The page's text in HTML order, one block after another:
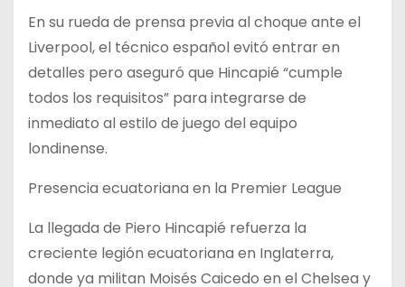
En su rueda de prensa previa al choque ante el
Liverpool, el técnico español evitó entrar en
detalles pero aseguró que Hincapié “cumple
todos los requisitos” para integrarse de
inmediato al estilo de juego del equipo
londinense.
Presencia ecuatoriana en la Premier League
La llegada de Piero Hincapié refuerza la
creciente legión ecuatoriana en Inglaterra,
donde ya militan Moisés Caicedo en el Chelsea y